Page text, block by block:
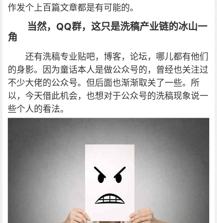
作发个上百篇文章都是有可能的。
当然，QQ群，这只是洗稿产业链的冰山一
角
还有洗稿专业贴吧，博客，论坛，哪儿都有他们
的身影。因为童话本人是做公众号的，曾经也关注过
不少大佬的公众号。但后面也渐渐取关了一些。所
以，今天借此机会，也想对于公众号的洗稿现象说一
些个人的看法。